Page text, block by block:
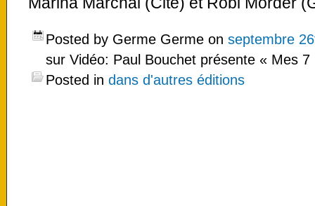
Posted by Germe Germe on septembre
sur Vidéo: Paul Bouchet présente « Mes 7
Posted in dans d'autres éditions